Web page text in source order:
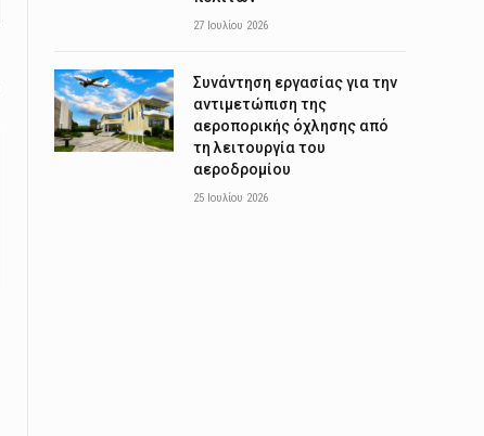
27 Ιουλίου 2026
Συνάντηση εργασίας για την
αντιμετώπιση της
αεροπορικής όχλησης από
τη λειτουργία του
αεροδρομίου
25 Ιουλίου 2026